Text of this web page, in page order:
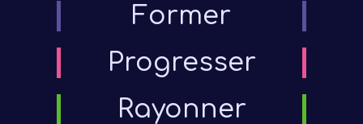
Former
Progresser
Rayonner